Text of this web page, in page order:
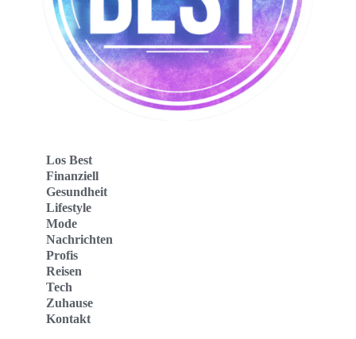
Los Best
Finanziell
Gesundheit
Lifestyle
Mode
Nachrichten
Profis
Reisen
Tech
Zuhause
Kontakt